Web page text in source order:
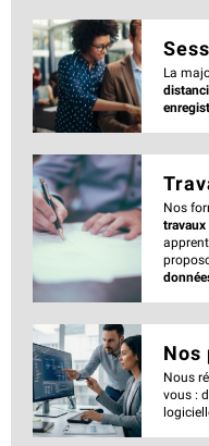
La
Nos
Nos
Nous
vous :